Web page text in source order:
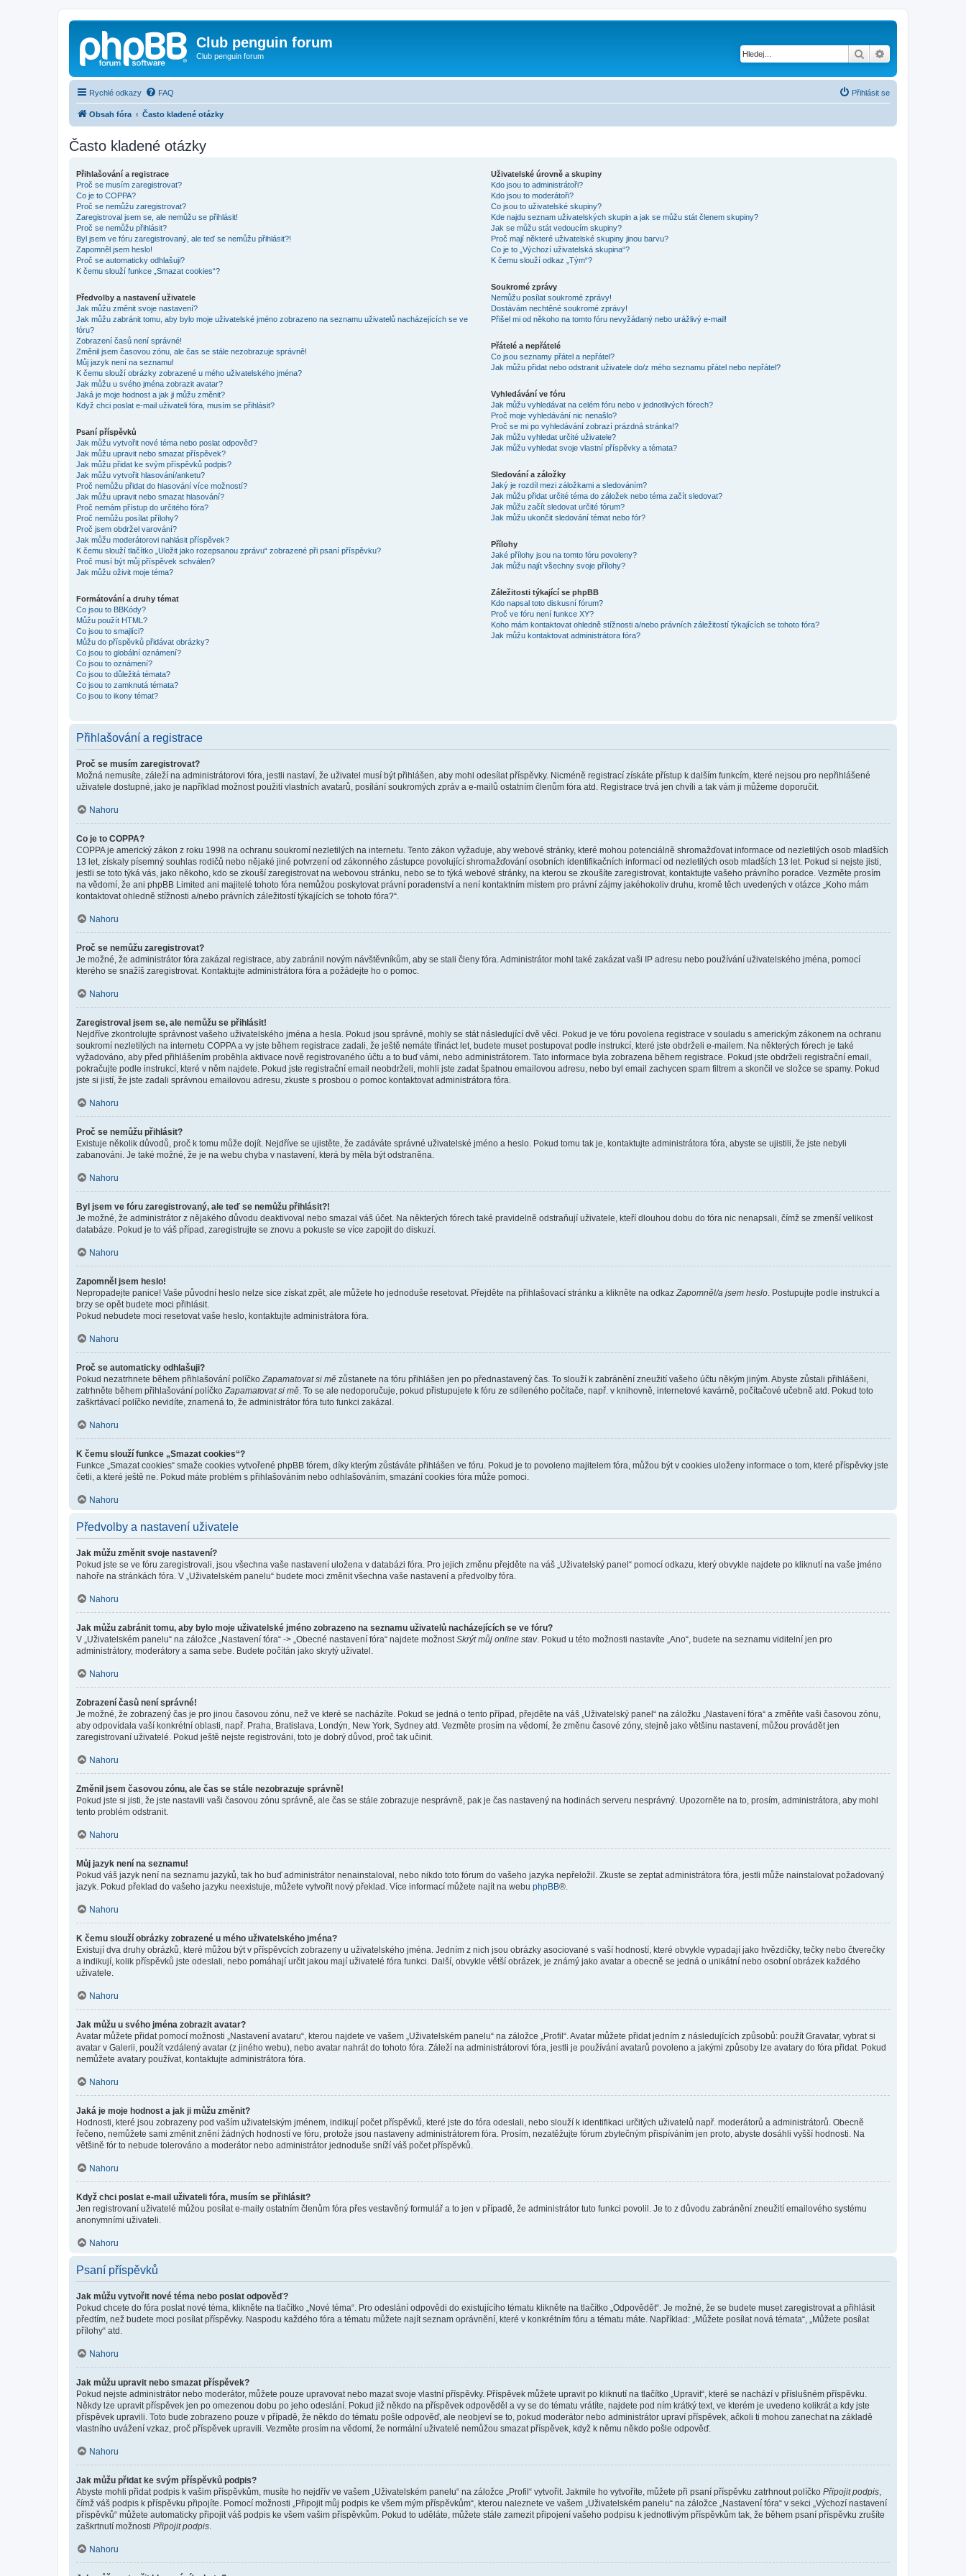
Club penguin forum
Club penguin forum Hledat
Rychlé odkazy FAQ Přihlásit se
Obsah fóra Často kladené otázky
Často kladené otázky
Přihlašování a registrace
Proč se musím zaregistrovat?
Co je to COPPA?
Proč se nemůžu zaregistrovat?
Zaregistroval jsem se, ale nemůžu se přihlásit!
Proč se nemůžu přihlásit?
Byl jsem ve fóru zaregistrovaný, ale teď se nemůžu přihlásit?!
Zapomněl jsem heslo!
Proč se automaticky odhlašuji?
K čemu slouží funkce „Smazat cookies“?
Předvolby a nastavení uživatele
Jak můžu změnit svoje nastavení?
Jak můžu zabránit tomu, aby bylo moje uživatelské jméno zobrazeno na seznamu uživatelů nacházejících se ve
fóru?
Zobrazení časů není správné!
Změnil jsem časovou zónu, ale čas se stále nezobrazuje správně!
Můj jazyk není na seznamu!
K čemu slouží obrázky zobrazené u mého uživatelského jména?
Jak můžu u svého jména zobrazit avatar?
Jaká je moje hodnost a jak ji můžu změnit?
Když chci poslat e-mail uživateli fóra, musím se přihlásit?
Psaní příspěvků
Jak můžu vytvořit nové téma nebo poslat odpověď?
Jak můžu upravit nebo smazat příspěvek?
Jak můžu přidat ke svým příspěvků podpis?
Jak můžu vytvořit hlasování/anketu?
Proč nemůžu přidat do hlasování více možností?
Jak můžu upravit nebo smazat hlasování?
Proč nemám přístup do určitého fóra?
Proč nemůžu posílat přílohy?
Proč jsem obdržel varování?
Jak můžu moderátorovi nahlásit příspěvek?
K čemu slouží tlačítko „Uložit jako rozepsanou zprávu“ zobrazené při psaní příspěvku?
Proč musí být můj příspěvek schválen?
Jak můžu oživit moje téma?
Formátování a druhy témat
Co jsou to BBKódy?
Můžu použít HTML?
Co jsou to smajlíci?
Můžu do příspěvků přidávat obrázky?
Co jsou to globální oznámení?
Co jsou to oznámení?
Co jsou to důležitá témata?
Co jsou to zamknutá témata?
Co jsou to ikony témat?
Uživatelské úrovně a skupiny
Kdo jsou to administrátoři?
Kdo jsou to moderátoři?
Co jsou to uživatelské skupiny?
Kde najdu seznam uživatelských skupin a jak se můžu stát členem skupiny?
Jak se můžu stát vedoucím skupiny?
Proč mají některé uživatelské skupiny jinou barvu?
Co je to „Výchozí uživatelská skupina“?
K čemu slouží odkaz „Tým“?
Soukromé zprávy
Nemůžu posílat soukromé zprávy!
Dostávám nechtěné soukromé zprávy!
Přišel mi od někoho na tomto fóru nevyžádaný nebo urážlivý e-mail!
Přátelé a nepřátelé
Co jsou seznamy přátel a nepřátel?
Jak můžu přidat nebo odstranit uživatele do/z mého seznamu přátel nebo nepřátel?
Vyhledávání ve fóru
Jak můžu vyhledávat na celém fóru nebo v jednotlivých fórech?
Proč moje vyhledávání nic nenašlo?
Proč se mi po vyhledávání zobrazí prázdná stránka!?
Jak můžu vyhledat určité uživatele?
Jak můžu vyhledat svoje vlastní příspěvky a témata?
Sledování a záložky
Jaký je rozdíl mezi záložkami a sledováním?
Jak můžu přidat určité téma do záložek nebo téma začít sledovat?
Jak můžu začít sledovat určité fórum?
Jak můžu ukončit sledování témat nebo fór?
Přílohy
Jaké přílohy jsou na tomto fóru povoleny?
Jak můžu najít všechny svoje přílohy?
Záležitosti týkající se phpBB
Kdo napsal toto diskusní fórum?
Proč ve fóru není funkce XY?
Koho mám kontaktovat ohledně stížnosti a/nebo právních záležitostí týkajících se tohoto fóra?
Jak můžu kontaktovat administrátora fóra?
Přihlašování a registrace
Proč se musím zaregistrovat?
Možná nemusíte, záleží na administrátorovi fóra, jestli nastaví, že uživatel musí být přihlášen, aby mohl odesílat příspěvky. Nicméně registrací získáte přístup k dalším funkcím, které nejsou pro nepřihlášené
uživatele dostupné, jako je například možnost použití vlastních avatarů, posílání soukromých zpráv a e-mailů ostatním členům fóra atd. Registrace trvá jen chvíli a tak vám ji můžeme doporučit.
Nahoru
Co je to COPPA?
COPPA je americký zákon z roku 1998 na ochranu soukromí nezletilých na internetu. Tento zákon vyžaduje, aby webové stránky, které mohou potenciálně shromažďovat informace od nezletilých osob mladších
13 let, získaly písemný souhlas rodičů nebo nějaké jiné potvrzení od zákonného zástupce povolující shromažďování osobních identifikačních informací od nezletilých osob mladších 13 let. Pokud si nejste jisti,
jestli se toto týká vás, jako někoho, kdo se zkouší zaregistrovat na webovou stránku, nebo se to týká webové stránky, na kterou se zkoušíte zaregistrovat, kontaktujte vašeho právního poradce. Vezměte prosím
na vědomí, že ani phpBB Limited ani majitelé tohoto fóra nemůžou poskytovat právní poradenství a není kontaktním místem pro právní zájmy jakéhokoliv druhu, kromě těch uvedených v otázce „Koho mám
kontaktovat ohledně stížnosti a/nebo právních záležitostí týkajících se tohoto fóra?“.
Nahoru
Proč se nemůžu zaregistrovat?
Je možné, že administrátor fóra zakázal registrace, aby zabránil novým návštěvníkům, aby se stali členy fóra. Administrátor mohl také zakázat vaši IP adresu nebo používání uživatelského jména, pomocí
kterého se snažíš zaregistrovat. Kontaktujte administrátora fóra a požádejte ho o pomoc.
Nahoru
Zaregistroval jsem se, ale nemůžu se přihlásit!
Nejdříve zkontrolujte správnost vašeho uživatelského jména a hesla. Pokud jsou správné, mohly se stát následující dvě věci. Pokud je ve fóru povolena registrace v souladu s americkým zákonem na ochranu
soukromí nezletilých na internetu COPPA a vy jste během registrace zadali, že ještě nemáte třináct let, budete muset postupovat podle instrukcí, které jste obdrželi e-mailem. Na některých fórech je také
vyžadováno, aby před přihlášením proběhla aktivace nově registrovaného účtu a to buď vámi, nebo administrátorem. Tato informace byla zobrazena během registrace. Pokud jste obdrželi registrační email,
pokračujte podle instrukcí, které v něm najdete. Pokud jste registrační email neobdrželi, mohli jste zadat špatnou emailovou adresu, nebo byl email zachycen spam filtrem a skončil ve složce se spamy. Pokud
jste si jistí, že jste zadali správnou emailovou adresu, zkuste s prosbou o pomoc kontaktovat administrátora fóra.
Nahoru
Proč se nemůžu přihlásit?
Existuje několik důvodů, proč k tomu může dojít. Nejdříve se ujistěte, že zadáváte správné uživatelské jméno a heslo. Pokud tomu tak je, kontaktujte administrátora fóra, abyste se ujistili, že jste nebyli
zabanováni. Je také možné, že je na webu chyba v nastavení, která by měla být odstraněna.
Nahoru
Byl jsem ve fóru zaregistrovaný, ale teď se nemůžu přihlásit?!
Je možné, že administrátor z nějakého důvodu deaktivoval nebo smazal váš účet. Na některých fórech také pravidelně odstraňují uživatele, kteří dlouhou dobu do fóra nic nenapsali, čímž se zmenší velikost
databáze. Pokud je to váš případ, zaregistrujte se znovu a pokuste se více zapojit do diskuzí.
Nahoru
Zapomněl jsem heslo!
Nepropadejte panice! Vaše původní heslo nelze sice získat zpět, ale můžete ho jednoduše resetovat. Přejděte na přihlašovací stránku a klikněte na odkaz Zapomněl/a jsem heslo . Postupujte podle instrukcí a
brzy se opět budete moci přihlásit.
Pokud nebudete moci resetovat vaše heslo, kontaktujte administrátora fóra.
Nahoru
Proč se automaticky odhlašuji?
Pokud nezatrhnete během přihlašování políčko Zapamatovat si mě zůstanete na fóru přihlášen jen po přednastavený čas. To slouží k zabránění zneužití vašeho účtu někým jiným. Abyste zůstali přihlášeni,
zatrhněte během přihlašování políčko Zapamatovat si mě . To se ale nedoporučuje, pokud přistupujete k fóru ze sdíleného počítače, např. v knihovně, internetové kavárně, počítačové učebně atd. Pokud toto
zaškrtávací políčko nevidíte, znamená to, že administrátor fóra tuto funkci zakázal.
Nahoru
K čemu slouží funkce „Smazat cookies“?
Funkce „Smazat cookies“ smaže cookies vytvořené phpBB fórem, díky kterým zůstáváte přihlášen ve fóru. Pokud je to povoleno majitelem fóra, můžou být v cookies uloženy informace o tom, které příspěvky jste
četli, a které ještě ne. Pokud máte problém s přihlašováním nebo odhlašováním, smazání cookies fóra může pomoci.
Nahoru
Předvolby a nastavení uživatele
Jak můžu změnit svoje nastavení?
Pokud jste se ve fóru zaregistrovali, jsou všechna vaše nastavení uložena v databázi fóra. Pro jejich změnu přejděte na váš „Uživatelský panel“ pomocí odkazu, který obvykle najdete po kliknutí na vaše jméno
nahoře na stránkách fóra. V „Uživatelském panelu“ budete moci změnit všechna vaše nastavení a předvolby fóra.
Nahoru
Jak můžu zabránit tomu, aby bylo moje uživatelské jméno zobrazeno na seznamu uživatelů nacházejících se ve fóru?
V „Uživatelském panelu“ na záložce „Nastavení fóra“ -> „Obecné nastavení fóra“ najdete možnost Skrýt můj online stav. Pokud u této možnosti nastavíte „Ano“, budete na seznamu viditelní jen pro
administrátory, moderátory a sama sebe. Budete počítán jako skrytý uživatel.
Nahoru
Zobrazení časů není správné!
Je možné, že zobrazený čas je pro jinou časovou zónu, než ve které se nacházíte. Pokud se jedná o tento případ, přejděte na váš „Uživatelský panel“ na záložku „Nastavení fóra“ a změňte vaši časovou zónu,
aby odpovídala vaší konkrétní oblasti, např. Praha, Bratislava, Londýn, New York, Sydney atd. Vezměte prosím na vědomí, že změnu časové zóny, stejně jako většinu nastavení, můžou provádět jen
zaregistrovaní uživatelé. Pokud ještě nejste registrováni, toto je dobrý důvod, proč tak učinit.
Nahoru
Změnil jsem časovou zónu, ale čas se stále nezobrazuje správně!
Pokud jste si jisti, že jste nastavili vaši časovou zónu správně, ale čas se stále zobrazuje nesprávně, pak je čas nastavený na hodinách serveru nesprávný. Upozorněte na to, prosím, administrátora, aby mohl
tento problém odstranit.
Nahoru
Můj jazyk není na seznamu!
Pokud váš jazyk není na seznamu jazyků, tak ho buď administrátor nenainstaloval, nebo nikdo toto fórum do vašeho jazyka nepřeložil. Zkuste se zeptat administrátora fóra, jestli může nainstalovat požadovaný
jazyk. Pokud překlad do vašeho jazyku neexistuje, můžete vytvořit nový překlad. Více informací můžete najít na webu phpBB®.
Nahoru
K čemu slouží obrázky zobrazené u mého uživatelského jména?
Existují dva druhy obrázků, které můžou být v příspěvcích zobrazeny u uživatelského jména. Jedním z nich jsou obrázky asociované s vaší hodností, které obvykle vypadají jako hvězdičky, tečky nebo čtverečky
a indikují, kolik příspěvků jste odeslali, nebo pomáhají určit jakou mají uživatelé fóra funkci. Další, obvykle větší obrázek, je známý jako avatar a obecně se jedná o unikátní nebo osobní obrázek každého
uživatele.
Nahoru
Jak můžu u svého jména zobrazit avatar?
Avatar můžete přidat pomocí možnosti „Nastavení avataru“, kterou najdete ve vašem „Uživatelském panelu“ na záložce „Profil“. Avatar můžete přidat jedním z následujících způsobů: použít Gravatar, vybrat si
avatar v Galerii, použít vzdálený avatar (z jiného webu), nebo avatar nahrát do tohoto fóra. Záleží na administrátorovi fóra, jestli je používání avatarů povoleno a jakými způsoby lze avatary do fóra přidat. Pokud
nemůžete avatary používat, kontaktujte administrátora fóra.
Nahoru
Jaká je moje hodnost a jak ji můžu změnit?
Hodnosti, které jsou zobrazeny pod vaším uživatelským jménem, indikují počet příspěvků, které jste do fóra odeslali, nebo slouží k identifikaci určitých uživatelů např. moderátorů a administrátorů. Obecně
řečeno, nemůžete sami změnit znění žádných hodností ve fóru, protože jsou nastaveny administrátorem fóra. Prosím, nezatěžujte fórum zbytečným přispíváním jen proto, abyste dosáhli vyšší hodnosti. Na
většině fór to nebude tolerováno a moderátor nebo administrátor jednoduše sníží váš počet příspěvků.
Nahoru
Když chci poslat e-mail uživateli fóra, musím se přihlásit?
Jen registrovaní uživatelé můžou posílat e-maily ostatním členům fóra přes vestavěný formulář a to jen v případě, že administrátor tuto funkci povolil. Je to z důvodu zabránění zneužití emailového systému
anonymními uživateli.
Nahoru
Psaní příspěvků
Jak můžu vytvořit nové téma nebo poslat odpověď?
Pokud chcete do fóra poslat nové téma, klikněte na tlačítko „Nové téma“. Pro odeslání odpovědi do existujícího tématu klikněte na tlačítko „Odpovědět“. Je možné, že se budete muset zaregistrovat a přihlásit
předtím, než budete moci posílat příspěvky. Naspodu každého fóra a tématu můžete najít seznam oprávnění, které v konkrétním fóru a tématu máte. Například: „Můžete posílat nová témata“, „Můžete posílat
přílohy“ atd.
Nahoru
Jak můžu upravit nebo smazat příspěvek?
Pokud nejste administrátor nebo moderátor, můžete pouze upravovat nebo mazat svoje vlastní příspěvky. Příspěvek můžete upravit po kliknutí na tlačítko „Upravit“, které se nachází v příslušném příspěvku.
Někdy lze upravit příspěvek jen po omezenou dobu po jeho odeslání. Pokud již někdo na příspěvek odpověděl a vy se do tématu vrátíte, najdete pod ním krátký text, ve kterém je uvedeno kolikrát a kdy jste
příspěvek upravili. Toto bude zobrazeno pouze v případě, že někdo do tématu pošle odpověď, ale neobjeví se to, pokud moderátor nebo administrátor upraví příspěvek, ačkoli ti mohou zanechat na základě
vlastního uvážení vzkaz, proč příspěvek upravili. Vezměte prosím na vědomí, že normální uživatelé nemůžou smazat příspěvek, když k němu někdo pošle odpověď.
Nahoru
Jak můžu přidat ke svým příspěvků podpis?
Abyste mohli přidat podpis k vašim příspěvkům, musíte ho nejdřív ve vašem „Uživatelském panelu“ na záložce „Profil“ vytvořit. Jakmile ho vytvoříte, můžete při psaní příspěvku zatrhnout políčko Připojit podpis
čímž váš podpis k příspěvku připojíte. Pomocí možnosti „Připojit můj podpis ke všem mým příspěvkům“, kterou naleznete ve vašem „Uživatelském panelu“ na záložce „Nastavení fóra“ v sekci „Výchozí nastavení
příspěvků“ můžete automaticky připojit váš podpis ke všem vašim příspěvkům. Pokud to uděláte, můžete stále zamezit připojení vašeho podpisu k jednotlivým příspěvkům tak, že během psaní příspěvku zrušíte
zaškrtnutí možnosti Připojit podpis
Nahoru